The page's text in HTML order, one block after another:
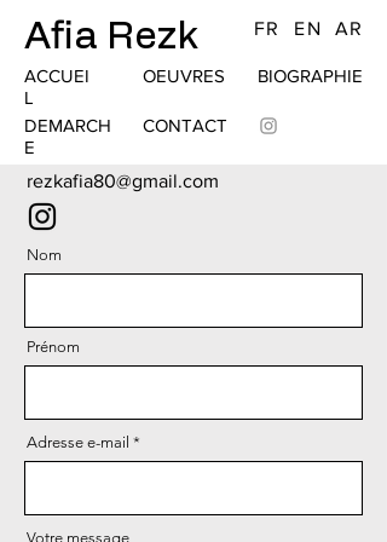
Afia Rezk FR EN AR
ACCUEI
L
DEMARCH
E
OEUVRES
CONTACT
BIOGRAPHIE
rezkafia80@gmail.com
Nom
Prénom
Adresse e-mail
Votre message